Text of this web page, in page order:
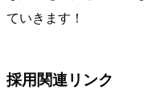
ていきます！
採用関連リンク